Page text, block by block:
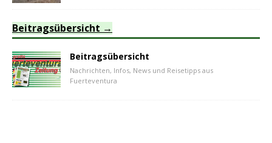
Beitragsübersicht
Beitragsübersicht
Nachrichten, Infos, News und Reisetipps aus
Fuerteventura